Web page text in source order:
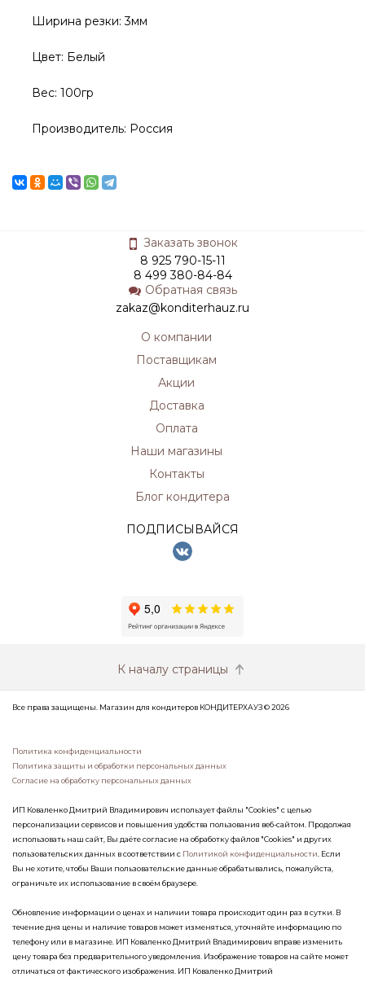
Ширина резки: 3мм
Цвет: Белый
Вес: 100гр
Производитель: Россия
Заказать звонок
8 925 790-15-11
8 499 380-84-84
Обратная связь
zakaz@konditerhauz.ru
О компании
Поставщикам
Акции
Доставка
Оплата
Наши магазины
Контакты
Блог кондитера
ПОДПИСЫВАЙСЯ
К началу страницы
Все права защищены. Магазин для кондитеров КОНДИТЕРХАУЗ © 2026
Политика конфиденциальности
Политика защиты и обработки персональных данных
Согласие на обработку персональных данных
ИП Коваленко Дмитрий Владимирович использует файлы "Cookies" с целью
персонализации сервисов и повышения удобства пользования веб-сайтом. Продолжая
использовать наш сайт, Вы даёте согласие на обработку файлов "Cookies" и других
пользовательских данных в соответствии с Политикой конфиденциальности . Если
Вы не хотите, чтобы Ваши пользовательские данные обрабатывались, пожалуйста,
ограничьте их использование в своём браузере.
Обновление информации о ценах и наличии товара происходит один раз в сутки. В
течение дня цены и наличие товаров может изменяться, уточняйте информацию по
телефону или в магазине. ИП Коваленко Дмитрий Владимирович вправе изменить
цену товара без предварительного уведомления. Изображение товаров на сайте может
отличаться от фактического изображения. ИП Коваленко Дмитрий